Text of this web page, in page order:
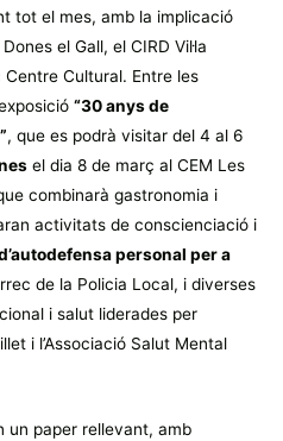
tot el mes, amb la implicació
el Gall, el CIRD Vil·la
Centre Cultural. Entre les
“30 anys de
, que es podrà visitar del 4 al 6
el dia 8 de març al CEM Les
combinarà gastronomia i
activitats de conscienciació i
personal per a
de la Policia Local, i diverses
i salut liderades per
i l’Associació Salut Mental
un paper rellevant, amb